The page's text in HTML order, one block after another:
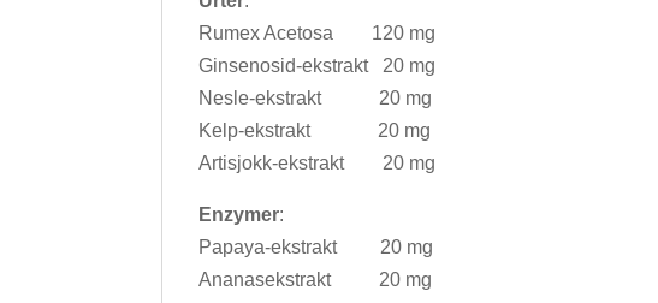
Rumex Acetosa 120 mg
Ginsenosid-ekstrakt 20 mg
Nesle-ekstrakt 20 mg
Kelp-ekstrakt 20 mg
Artisjokk-ekstrakt 20 mg
Enzymer:
Papaya-ekstrakt 20 mg
Ananasekstrakt 20 mg